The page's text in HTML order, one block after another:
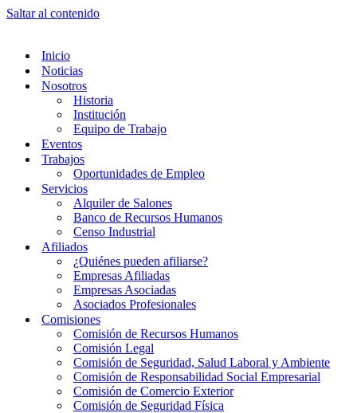
Saltar al contenido
Inicio
Noticias
Nosotros
Historia
Institución
Equipo de Trabajo
Eventos
Trabajos
Oportunidades de Empleo
Servicios
Alquiler de Salones
Banco de Recursos Humanos
Censo Industrial
Afiliados
¿Quiénes pueden afiliarse?
Empresas Afiliadas
Empresas Asociadas
Asociados Profesionales
Comisiones
Comisión de Recursos Humanos
Comisión Legal
Comisión de Seguridad, Salud Laboral y Ambiente
Comisión de Responsabilidad Social Empresarial
Comisión de Comercio Exterior
Comisión de Seguridad Física